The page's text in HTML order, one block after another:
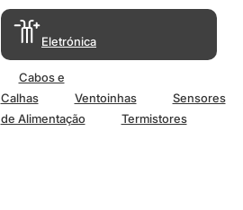
Eletrónica
Cabos e
Calhas
Ventoinhas Sensores
de Alimentação
Termistores